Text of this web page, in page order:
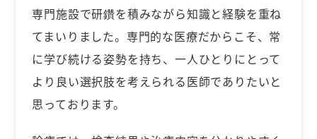
専門施設で研鑽を積みながら知識と経験を重ね
てまいりました。専門的な医療だからこそ、常
に学び続ける姿勢を持ち、一人ひとりにとって
より良い選択肢を考えられる医師でありたいと
思っております。